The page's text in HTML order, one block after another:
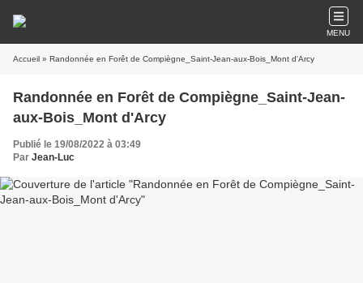
MENU
Accueil » Randonnée en Forêt de Compiègne_Saint-Jean-aux-Bois_Mont d'Arcy
Randonnée en Forêt de Compiègne_Saint-Jean-
aux-Bois_Mont d'Arcy
Publié le 19/08/2022 à 03:49
Par Jean-Luc